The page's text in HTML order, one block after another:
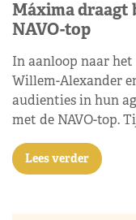
Máxima draagt
NAVO-top
In aanloop naar
Willem-Alexander
audienties in hun
met de NAVO-top.
Lees verder